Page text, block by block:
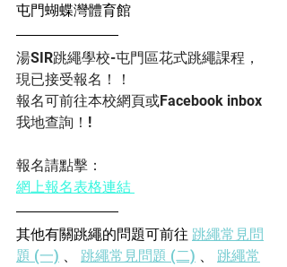
屯門蝴蝶灣體育館
湯SIR跳繩學校-屯門區花式跳繩課程，
現已接受報名！！
報名可前往本校網頁或Facebook inbox
我地查詢！!
報名請點擊：
網上報名表格連結
其他有關跳繩的問題可前往 跳繩常見問
題 (一) 、 跳繩常見問題 (二) 、 跳繩常